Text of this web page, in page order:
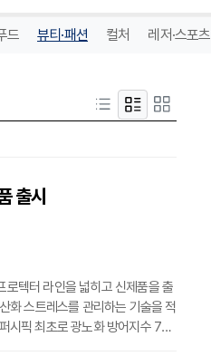
드 뷰티·패션 컬처 레저·스포츠
출시
로텍터 라인을 넓히고 신제품을 출
화 스트레스를 관리하는 기술을 적
시픽 최초로 광노화 방어지수 70